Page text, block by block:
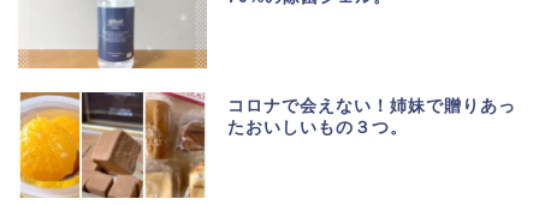
コロナで会えない！姉妹で贈りあっ
たおいしいもの３つ。